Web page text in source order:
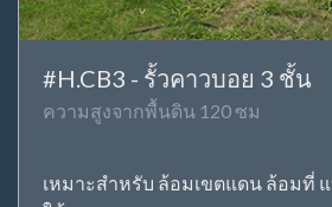
#H.CB3 - รั้วคาวบอย 3 ชั้น
ความสูงจากพื้นดิน 120 ซม
เหมาะสำหรับ ล้อมเขตแดน ล้อมที่